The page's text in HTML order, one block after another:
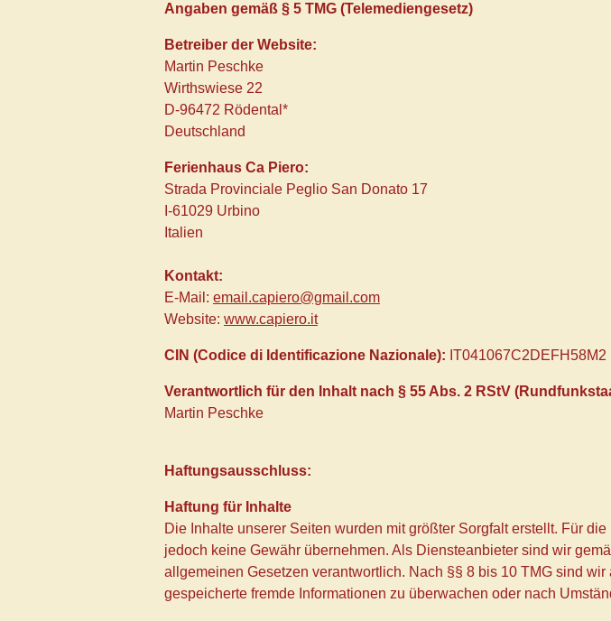
Angaben gemäß § 5 TMG (Telemediengesetz)
Betreiber der Website:
Martin Peschke
Wirthswiese 22
D-96472 Rödental*
Deutschland
Ferienhaus Ca Piero:
Strada Provinciale Peglio San Donato 17
I-61029 Urbino
Italien
Kontakt:
E-Mail: email.capiero@gmail.com
Website: www.capiero.it
CIN (Codice di Identificazione Nazionale): IT041067C2DEFH58M2
Verantwortlich für den Inhalt nach § 55 Abs. 2 RStV
Martin Peschke
Haftungsausschluss:
Haftung für Inhalte
Die Inhalte unserer Seiten wurden mit größter Sorgfalt erstellt. Für
jedoch keine Gewähr übernehmen. Als Diensteanbieter sind wir
allgemeinen Gesetzen verantwortlich. Nach §§ 8 bis 10 TMG sind
gespeicherte fremde Informationen zu überwachen oder nach